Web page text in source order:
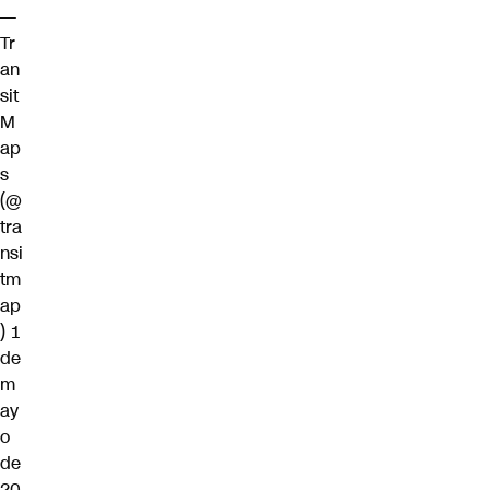
—
Tr
an
sit
M
ap
s
(@
tra
nsi
tm
ap
) 1
de
m
ay
o
de